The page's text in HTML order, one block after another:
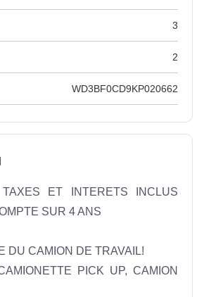
3
2
WD3BF0CD9KP020662
TAXES ET INTERETS INCLUS
SUR 4 ANS
DU CAMION DE TRAVAIL!
PICK UP, CAMION